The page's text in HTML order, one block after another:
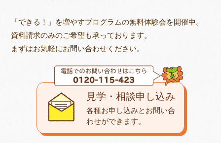
「できる！」を増やすプログラムの無料体験会を開催中。
資料請求のみのご希望も承っております。
まずはお気軽にお問い合わせください。
見学・相談申し込み
各種お申し込みとお問い合
わせができます。